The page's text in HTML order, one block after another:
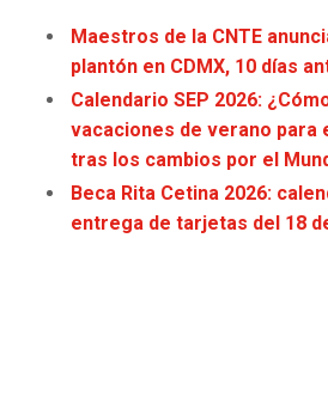
COWBOYS
GIANTS
EAGLES
COMMANDERS
CLIPPERS
LAKERS
SUNS
KINGS
Maestros de la CNTE
plantón en CDMX, 10 días
Calendario SEP 2026:
vacaciones de verano para
tras los cambios por el
Beca Rita Cetina 2026:
entrega de tarjetas del 18